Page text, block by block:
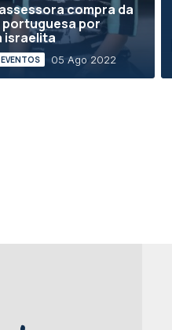
compra da
por
israelita
05 Ago 2022